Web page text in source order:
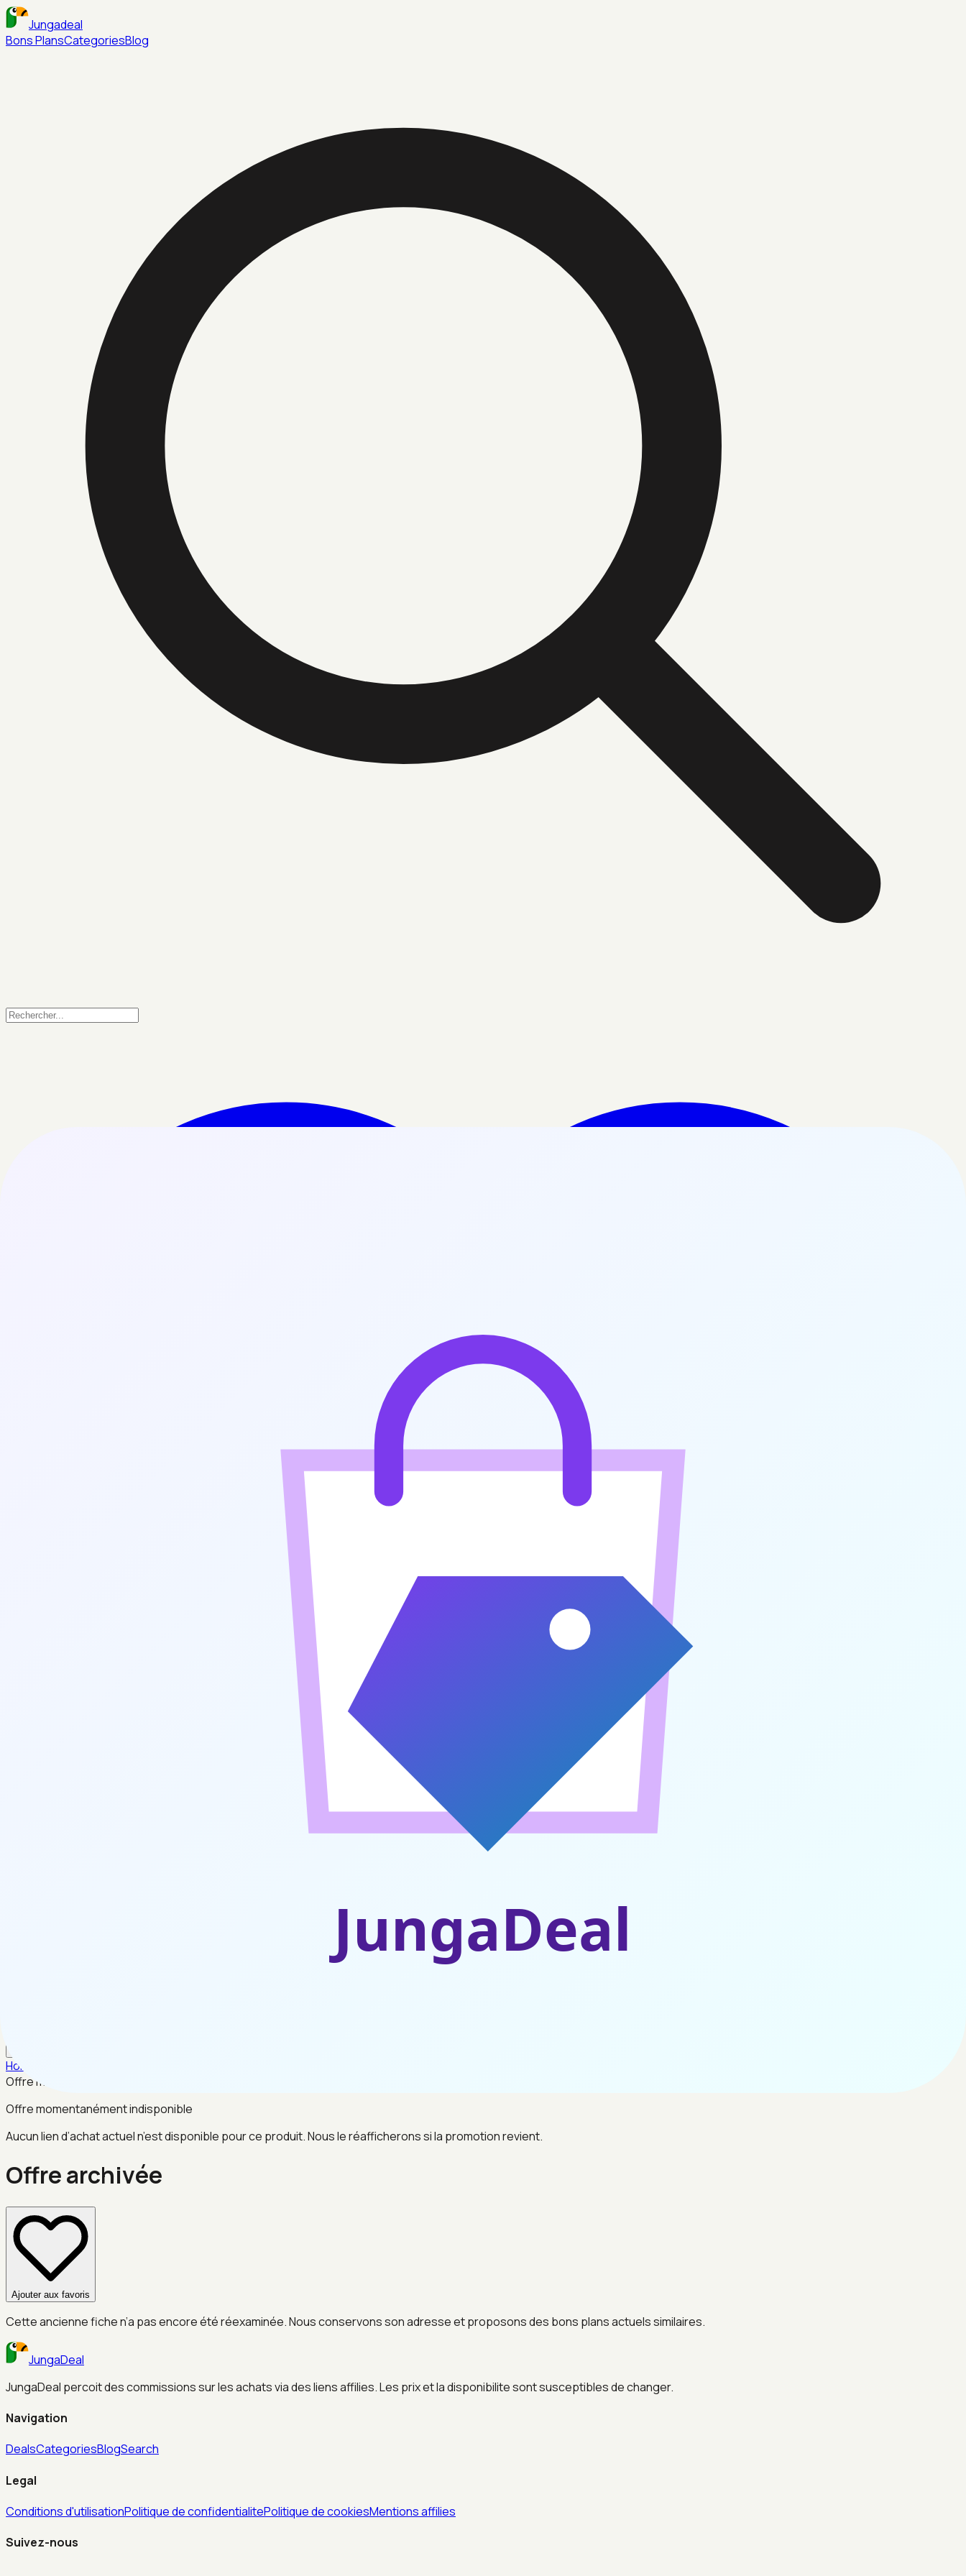
Jungadeal
Bons PlansCategoriesBlog
Home
Offre momentanément indisponible
Offre momentanément indisponible
Aucun lien d’achat actuel n’est disponible pour ce produit. Nous le réafficherons si la promotion revient.
Offre archivée
Ajouter aux favoris
Cette ancienne fiche n’a pas encore été réexaminée. Nous conservons son adresse et proposons des bons plans actuels similaires.
JungaDeal
JungaDeal percoit des commissions sur les achats via des liens affilies. Les prix et la disponibilite sont susceptibles de changer.
Navigation
DealsCategoriesBlogSearch
Legal
Conditions d'utilisationPolitique de confidentialitePolitique de cookiesMentions affilies
Suivez-nous